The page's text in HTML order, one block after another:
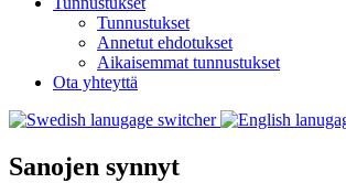
Tunnustukset
Annetut ehdotukset
Aikaisemmat tunnustukset
Ota yhteyttä
Sanojen synnyt